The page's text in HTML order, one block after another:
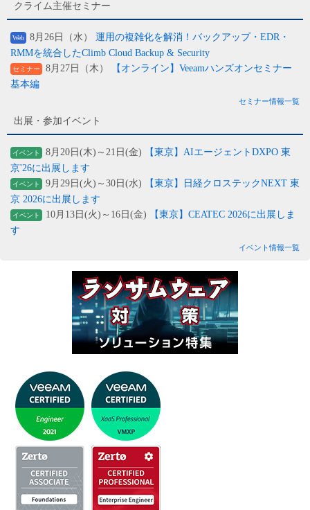
クライム主催セミナー
Web 8月26日（水） 運用の複雑化を解消！バックアップ・EDR・
RMMを統合したClimb Cloud Backup & Security
セミナー 8月27日（木）
【オンライン】Veeamハンズオンセミナー
基本編
セミナー情報一覧
出展・参加イベント
イベント 8月20日(木)～21日(金)
【東京】AIエージェントDXPO 東
京'26に出展します
イベント 9月29日(火)～30日(水)
【東京】日経クロステックNEXT 東
京 2026に出展します
イベント 10月13日(火)～16日(金)
【東京】CEATEC 2026に出展しま
す
イベント情報一覧